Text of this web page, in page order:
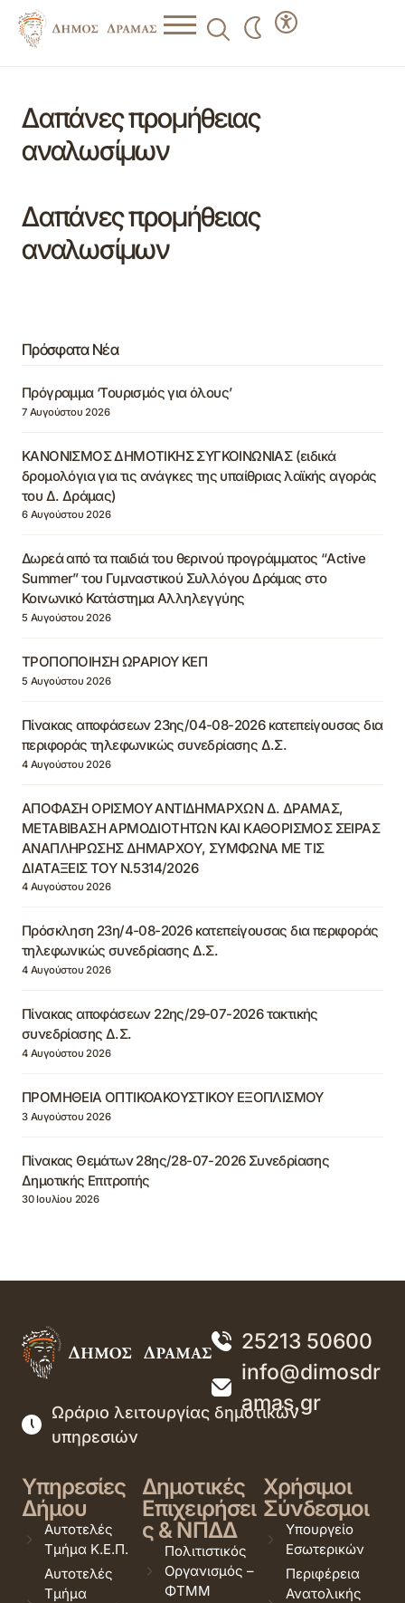
Δαπάνες προμήθειας
αναλωσίμων
Δαπάνες προμήθειας
αναλωσίμων
Πρόσφατα Νέα
Πρόγραμμα ‘Τουρισμός για όλους’
7 Αυγούστου 2026
ΚΑΝΟΝΙΣΜΟΣ ΔΗΜΟΤΙΚΗΣ ΣΥΓΚΟΙΝΩΝΙΑΣ (ειδικά
δρομολόγια για τις ανάγκες της υπαίθριας λαϊκής αγοράς
του Δ. Δράμας)
6 Αυγούστου 2026
Δωρεά από τα παιδιά του θερινού προγράμματος “Active
Summer” του Γυμναστικού Συλλόγου Δράμας στο
Κοινωνικό Κατάστημα Αλληλεγγύης
5 Αυγούστου 2026
ΤΡΟΠΟΠΟΙΗΣΗ ΩΡΑΡΙΟΥ ΚΕΠ
5 Αυγούστου 2026
Πίνακας αποφάσεων 23ης/04-08-2026 κατεπείγουσας δια
περιφοράς τηλεφωνικώς συνεδρίασης Δ.Σ.
4 Αυγούστου 2026
ΑΠΟΦΑΣΗ ΟΡΙΣΜΟΥ ΑΝΤΙΔΗΜΑΡΧΩΝ Δ. ΔΡΑΜΑΣ,
ΜΕΤΑΒΙΒΑΣΗ ΑΡΜΟΔΙΟΤΗΤΩΝ ΚΑΙ ΚΑΘΟΡΙΣΜΟΣ ΣΕΙΡΑΣ
ΑΝΑΠΛΗΡΩΣΗΣ ΔΗΜΑΡΧΟΥ, ΣΥΜΦΩΝΑ ΜΕ ΤΙΣ
ΔΙΑΤΑΞΕΙΣ ΤΟΥ Ν.5314/2026
4 Αυγούστου 2026
Πρόσκληση 23η/4-08-2026 κατεπείγουσας δια περιφοράς
τηλεφωνικώς συνεδρίασης Δ.Σ.
4 Αυγούστου 2026
Πίνακας αποφάσεων 22ης/29-07-2026 τακτικής
συνεδρίασης Δ.Σ.
4 Αυγούστου 2026
ΠΡΟΜΗΘΕΙΑ ΟΠΤΙΚΟΑΚΟΥΣΤΙΚΟΥ ΕΞΟΠΛΙΣΜΟΥ
3 Αυγούστου 2026
Πίνακας Θεμάτων 28ης/28-07-2026 Συνεδρίασης
Δημοτικής Επιτροπής
30 Ιουλίου 2026
25213 50600
info@dimosdr
amas.gr
Ωράριο λειτουργίας δημοτικών
υπηρεσιών
Υπηρεσίες
Δήμου
Αυτοτελές
Τμήμα Κ.Ε.Π.
Αυτοτελές
Τμήμα
Δημοτικές
Επιχειρήσει
ς & ΝΠΔΔ
Πολιτιστικός
Οργανισμός –
ΦΤΜΜ
Χρήσιμοι
Σύνδεσμοι
Υπουργείο
Εσωτερικών
Περιφέρεια
Ανατολικής